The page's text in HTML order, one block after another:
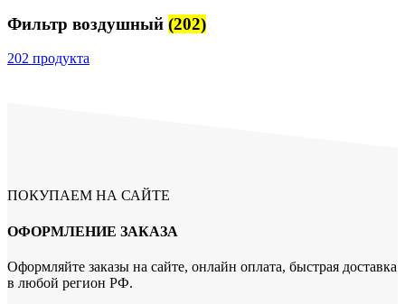
Фильтр воздушный (202)
202 продукта
ПОКУПАЕМ НА САЙТЕ
ОФОРМЛЕНИЕ ЗАКАЗА
Оформляйте заказы на сайте, онлайн оплата, быстрая доставка
в любой регион РФ.